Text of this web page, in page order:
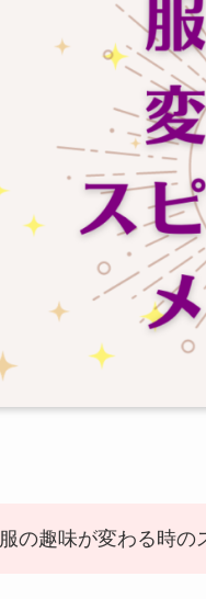
服の趣味が変わる時の